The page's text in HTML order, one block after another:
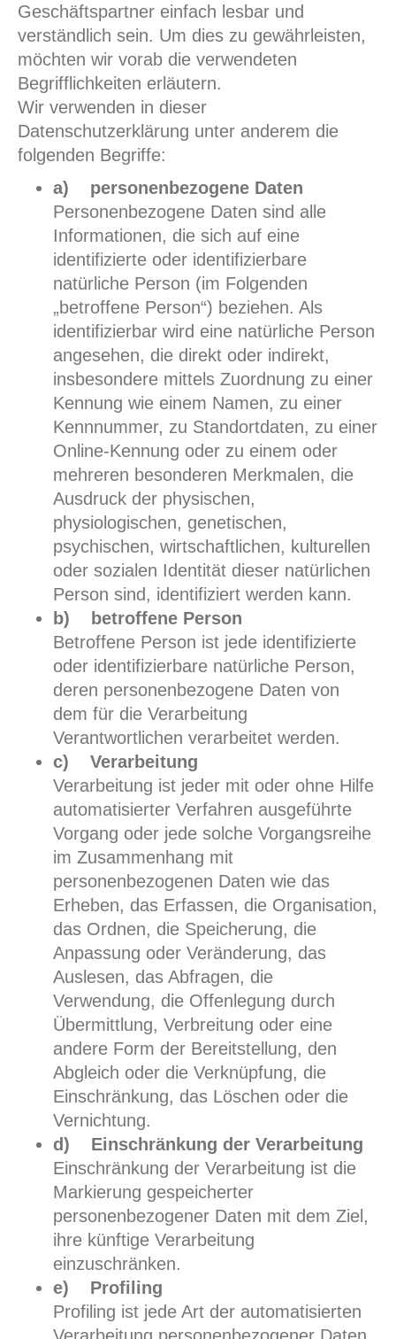
Geschäftspartner einfach lesbar und
verständlich sein. Um dies zu gewährleisten,
möchten wir vorab die verwendeten
Begrifflichkeiten erläutern.
Wir verwenden in dieser
Datenschutzerklärung unter anderem die
folgenden Begriffe:
a) personenbezogene Daten
Personenbezogene Daten sind alle
Informationen, die sich auf eine
identifizierte oder identifizierbare
natürliche Person (im Folgenden
„betroffene Person“) beziehen. Als
identifizierbar wird eine natürliche Person
angesehen, die direkt oder indirekt,
insbesondere mittels Zuordnung zu einer
Kennung wie einem Namen, zu einer
Kennnummer, zu Standortdaten, zu einer
Online-Kennung oder zu einem oder
mehreren besonderen Merkmalen, die
Ausdruck der physischen,
physiologischen, genetischen,
psychischen, wirtschaftlichen, kulturellen
oder sozialen Identität dieser natürlichen
Person sind, identifiziert werden kann.
b) betroffene Person
Betroffene Person ist jede identifizierte
oder identifizierbare natürliche Person,
deren personenbezogene Daten von
dem für die Verarbeitung
Verantwortlichen verarbeitet werden.
c) Verarbeitung
Verarbeitung ist jeder mit oder ohne Hilfe
automatisierter Verfahren ausgeführte
Vorgang oder jede solche Vorgangsreihe
im Zusammenhang mit
personenbezogenen Daten wie das
Erheben, das Erfassen, die Organisation,
das Ordnen, die Speicherung, die
Anpassung oder Veränderung, das
Auslesen, das Abfragen, die
Verwendung, die Offenlegung durch
Übermittlung, Verbreitung oder eine
andere Form der Bereitstellung, den
Abgleich oder die Verknüpfung, die
Einschränkung, das Löschen oder die
Vernichtung.
d) Einschränkung der Verarbeitung
Einschränkung der Verarbeitung ist die
Markierung gespeicherter
personenbezogener Daten mit dem Ziel,
ihre künftige Verarbeitung
einzuschränken.
e) Profiling
Profiling ist jede Art der automatisierten
Verarbeitung personenbezogener Daten,